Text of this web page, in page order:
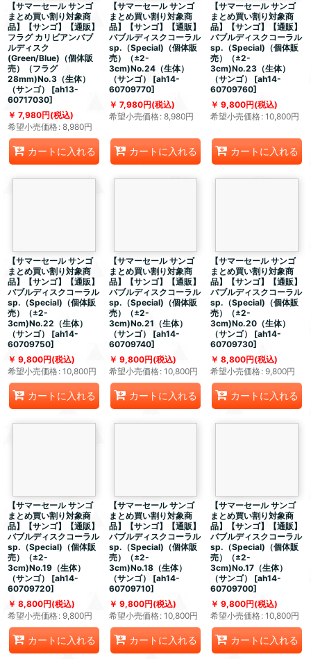
【サマーセール サンゴ
まとめ買い割り対象商
品】【サンゴ】【通販】
フラグ カリビアンバブ
ルディスク
(Green/Blue)（個体販
売）（フラグ
28mm)No.3（生体）
（サンゴ）
[ah13-
60717030]
7,980円(税込)
希望小売価格: 8,980円
カートに入れる
【サマーセール サンゴ
まとめ買い割り対象商
品】【サンゴ】【通販】
バブルディスクコーラル
sp.（Special)（個体販
売）（±2-
3cm)No.24（生体）
（サンゴ）
[ah14-
60709770]
7,980円(税込)
希望小売価格: 8,980円
カートに入れる
【サマーセール サンゴ
まとめ買い割り対象商
品】【サンゴ】【通販】
バブルディスクコーラル
sp.（Special)（個体販
売）（±2-
3cm)No.23（生体）
（サンゴ）
[ah14-
60709760]
9,800円(税込)
希望小売価格: 10,800円
カートに入れる
【サマーセール サンゴ
まとめ買い割り対象商
品】【サンゴ】【通販】
バブルディスクコーラル
sp.（Special)（個体販
売）（±2-
3cm)No.22（生体）
（サンゴ）
[ah14-
60709750]
9,800円(税込)
希望小売価格: 10,800円
カートに入れる
【サマーセール サンゴ
まとめ買い割り対象商
品】【サンゴ】【通販】
バブルディスクコーラル
sp.（Special)（個体販
売）（±2-
3cm)No.21（生体）
（サンゴ）
[ah14-
60709740]
9,800円(税込)
希望小売価格: 10,800円
カートに入れる
【サマーセール サンゴ
まとめ買い割り対象商
品】【サンゴ】【通販】
バブルディスクコーラル
sp.（Special)（個体販
売）（±2-
3cm)No.20（生体）
（サンゴ）
[ah14-
60709730]
8,800円(税込)
希望小売価格: 9,800円
カートに入れる
【サマーセール サンゴ
まとめ買い割り対象商
品】【サンゴ】【通販】
バブルディスクコーラル
sp.（Special)（個体販
売）（±2-
3cm)No.19（生体）
（サンゴ）
[ah14-
60709720]
8,800円(税込)
希望小売価格: 9,800円
カートに入れる
【サマーセール サンゴ
まとめ買い割り対象商
品】【サンゴ】【通販】
バブルディスクコーラル
sp.（Special)（個体販
売）（±2-
3cm)No.18（生体）
（サンゴ）
[ah14-
60709710]
9,800円(税込)
希望小売価格: 10,800円
カートに入れる
【サマーセール サンゴ
まとめ買い割り対象商
品】【サンゴ】【通販】
バブルディスクコーラル
sp.（Special)（個体販
売）（±2-
3cm)No.17（生体）
（サンゴ）
[ah14-
60709700]
9,800円(税込)
希望小売価格: 10,800円
カートに入れる